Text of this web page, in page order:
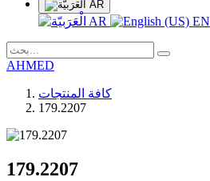
AR
AR EN
AHMED
كافة المنتجات
179.2207
179.2207